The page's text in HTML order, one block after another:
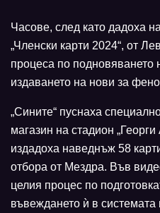
Часове, след като дадоха
„Членски карти 2024“, от
процеса по подновяването
издаването на нови за
„Сините“ пуснаха
магазин на стадион
издадоха наведнъж 58
отбора от Мездра. Във
целия процес по
въвеждането ѝ в